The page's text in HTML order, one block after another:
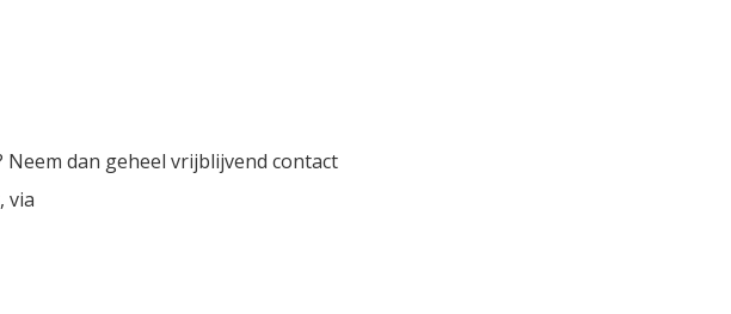
dan geheel vrijblijvend contact
via